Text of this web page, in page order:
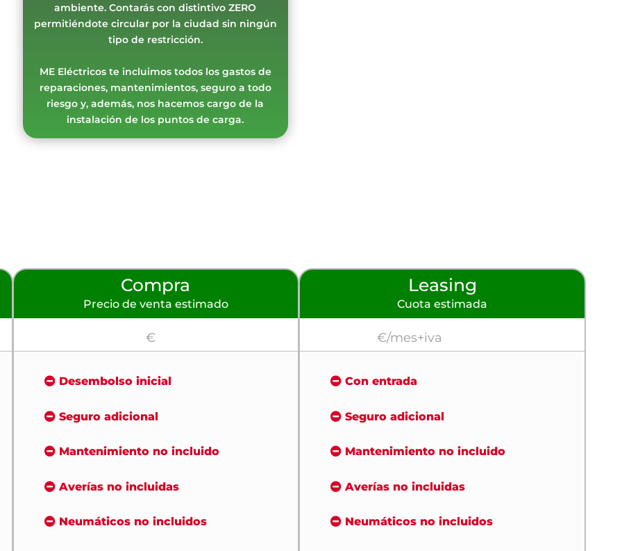
ambiente. Contarás con distintivo ZERO
permitiéndote circular por la ciudad sin ningún
tipo de restricción.
ME Eléctricos te incluimos todos los gastos de
reparaciones, mantenimientos, seguro a todo
riesgo y, además, nos hacemos cargo de la
instalación de los puntos de carga.
Compra
Precio de venta estimado
€
Desembolso inicial
Seguro adicional
Mantenimiento no incluido
Averías no incluidas
Neumáticos no incluidos
Leasing
Cuota estimada
€/mes+iva
Con entrada
Seguro adicional
Mantenimiento no incluido
Averías no incluidas
Neumáticos no incluidos